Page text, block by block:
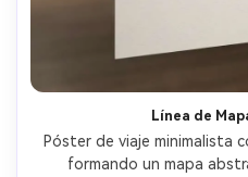
Línea de
Póster de viaje minimalista
formando un mapa